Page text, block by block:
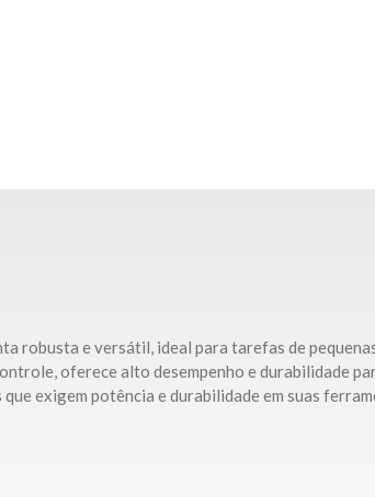
robusta e versátil, ideal para tarefas de
oferece alto desempenho e durabilidade
exigem potência e durabilidade em suas